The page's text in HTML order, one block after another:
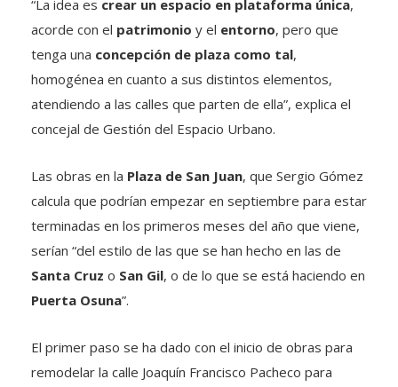
“La idea es crear un espacio en plataforma única,
acorde con el patrimonio y el entorno, pero que
tenga una concepción de plaza como tal,
homogénea en cuanto a sus distintos elementos,
atendiendo a las calles que parten de ella”, explica el
concejal de Gestión del Espacio Urbano.
Las obras en la Plaza de San Juan, que Sergio Gómez
calcula que podrían empezar en septiembre para estar
terminadas en los primeros meses del año que viene,
serían “del estilo de las que se han hecho en las de
Santa Cruz o San Gil, o de lo que se está haciendo en
Puerta Osuna”.
El primer paso se ha dado con el inicio de obras para
remodelar la calle Joaquín Francisco Pacheco para